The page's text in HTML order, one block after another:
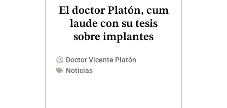
El doctor Platón, cum
laude con su tesis
sobre implantes
Doctor Vicente Platón
Noticias